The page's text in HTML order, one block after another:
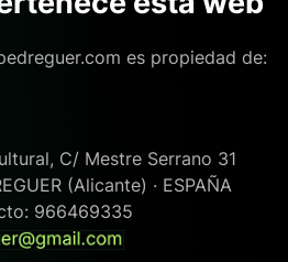
es propiedad de:
C/ Mestre Serrano 31
(Alicante) · ESPAÑA
966469335